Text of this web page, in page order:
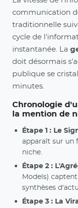
communication
traditionnelle
cycle de
instantanée. La
doit désormais
publique se
minutes.
Chronologie
la mention de
Étape 1 : Le
apparaît sur un
niche.
Étape 2 :
Models)
synthèses
Étape 3 : La